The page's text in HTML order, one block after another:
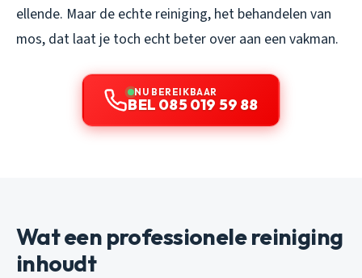
ellende. Maar de echte reiniging, het behandelen van
mos, dat laat je toch echt beter over aan een vakman.
NU BEREIKBAAR
BEL 085 019 59 88
Wat een professionele reiniging
inhoudt